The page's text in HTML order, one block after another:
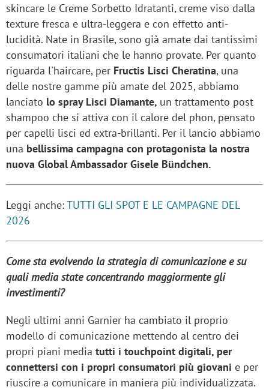
skincare le Creme Sorbetto Idratanti, creme viso dalla
texture fresca e ultra-leggera e con effetto anti-
lucidità. Nate in Brasile, sono già amate dai tantissimi
consumatori italiani che le hanno provate. Per quanto
riguarda l'haircare, per Fructis Lisci Cheratina, una
delle nostre gamme più amate del 2025, abbiamo
lanciato lo spray Lisci Diamante, un trattamento post
shampoo che si attiva con il calore del phon, pensato
per capelli lisci ed extra-brillanti. Per il lancio abbiamo
una bellissima campagna con protagonista la nostra
nuova Global Ambassador Gisele Bündchen.
Leggi anche:TUTTI GLI SPOT E LE CAMPAGNE DEL
2026
Come sta evolvendo la strategia di comunicazione e su
quali media state concentrando maggiormente gli
investimenti?
Negli ultimi anni Garnier ha cambiato il proprio
modello di comunicazione mettendo al centro dei
propri piani media tutti i touchpoint digitali, per
connettersi con i propri consumatori più giovani e per
riuscire a comunicare in maniera più individualizzata.